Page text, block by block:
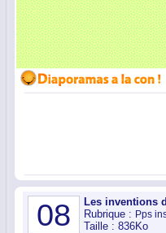
08
Les inventions
Rubrique : Pps
Taille : 836Ko